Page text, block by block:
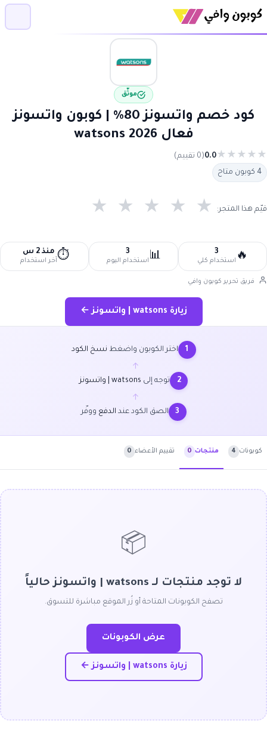
موثّق
كود خصم واتسونز 80% | كوبون واتسونز
فعال 2026 watsons
★
★
★
★
★
0.0(0 تقييم)
4 كوبون متاح
قيّم هذا المتجر: ★ ★ ★ ★ ★
🔥
3
استخدام كلي 📊
3
استخدام اليوم ⏱️ منذ 2 س
آخر استخدام
فريق تحرير كوبون وافي
زيارة watsons | واتسونز ←
1 اختر الكوبون واضغط نسخ الكود
←
2 توجه إلى watsons | واتسونز
←
3 الصق الكود عند الدفع ووفّر
كوبونات 4 منتجات 0 تقييم الأعضاء 0
📦
لا توجد منتجات لـ watsons | واتسونز حالياً
تصفح الكوبونات المتاحة أو زُر الموقع مباشرة للتسوق.
عرض الكوبونات
زيارة watsons | واتسونز ←